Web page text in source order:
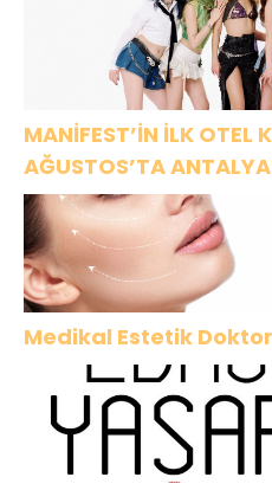
MANİFEST’İN İLK OTEL
AĞUSTOS’TA
Medikal Estetik